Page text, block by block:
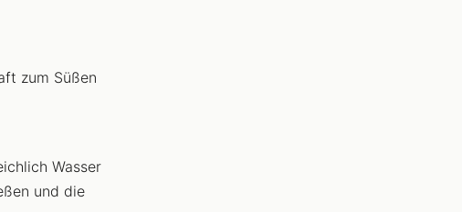
zum Süßen
Wasser
und die